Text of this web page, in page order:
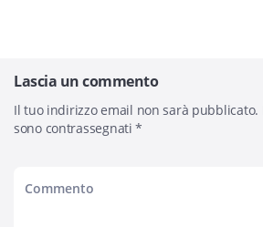
Lascia un commento
Il tuo indirizzo email non sarà pubblicato.
sono contrassegnati*